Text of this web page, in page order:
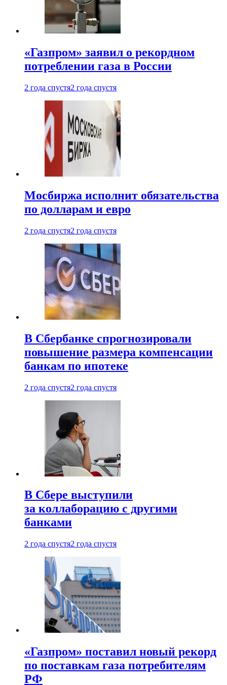
«Газпром» заявил о рекордном
потреблении газа в России
2 года спустя2 года спустя
Мосбиржа исполнит обязательства
по долларам и евро
2 года спустя2 года спустя
В Сбербанке спрогнозировали
повышение размера компенсации
банкам по ипотеке
2 года спустя2 года спустя
В Сбере выступили
за коллаборацию с другими
банками
2 года спустя2 года спустя
«Газпром» поставил новый рекорд
по поставкам газа потребителям
РФ